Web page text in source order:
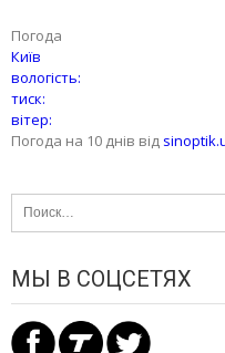
Погода
Київ
вологість:
тиск:
вітер:
Погода на 10 днів від
Найти:
МЫ В СОЦСЕТЯХ